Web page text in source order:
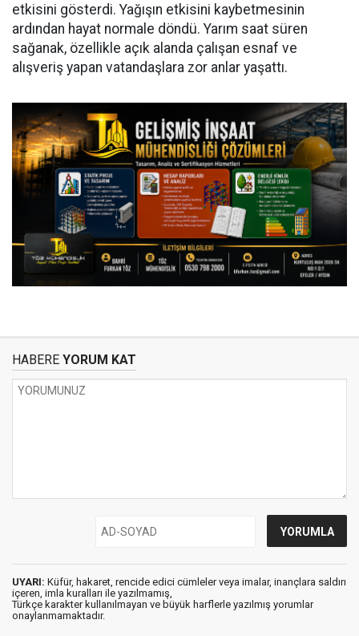
etkisini gösterdi. Yağışın etkisini kaybetmesinin
ardından hayat normale döndü. Yarım saat süren
sağanak, özellikle açık alanda çalışan esnaf ve
alışveriş yapan vatandaşlara zor anlar yaşattı.
HABERE YORUM KAT
UYARI: Küfür, hakaret, rencide edici cümleler veya imalar, inançlara saldırı
içeren, imla kuralları ile yazılmamış,
Türkçe karakter kullanılmayan ve büyük harflerle yazılmış yorumlar
onaylanmamaktadır.